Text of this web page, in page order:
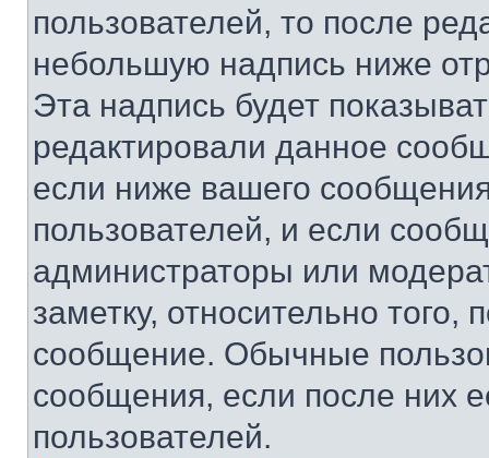
пользователей, то после
небольшую надпись ниже
Эта надпись будет
редактировали данное
если ниже вашего
пользователей, и если
администраторы или
заметку, относительно
сообщение. Обычные
сообщения, если после них
пользователей.